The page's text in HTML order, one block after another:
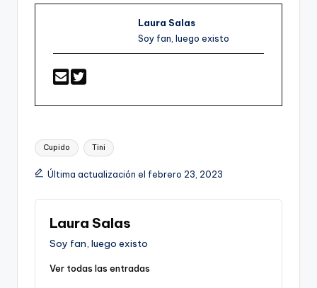
Laura Salas
Soy fan, luego existo
Etiquetas:
Cupido Tini
Última actualización el febrero 23, 2023
Laura Salas
Soy fan, luego existo
Ver todas las entradas